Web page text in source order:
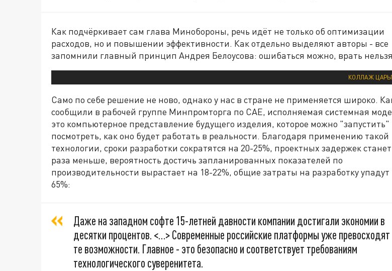
Как подчёркивает сам глава Минобороны, речь идёт не только об оптимизации
расходов, но и повышении эффективности. Как отдельно выделяют авторы - все
запомнили главный принцип Андрея Белоусова: ошибаться можно, врать
КОЛЛАЖ
Само по себе решение не ново, однако у нас в стране не применяется широко.
сообщили в рабочей группе Минпромторга по CAE, исполняемая системная
это компьютерное представление будущего изделия, которое можно "запустить"
посмотреть, как оно будет работать в реальности. Благодаря применению такой
технологии, сроки разработки сократятся на 20-25%, проектных задержек
раза меньше, вероятность достичь запланированных показателей по
производительности вырастает на 18-22%, общие затраты на разработку упадут
65%:
Даже на западном софте 15-летней давности компании достигали экономии в
десятки процентов. <…> Современные российские платформы уже превосходят
те возможности. Главное - это безопасно и соответствует требованиям
технологического суверенитета.